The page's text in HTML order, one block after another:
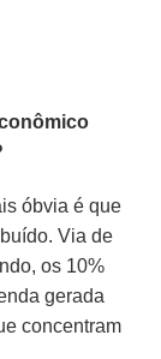
óbvia é que
Via de
os 10%
gerada
concentram